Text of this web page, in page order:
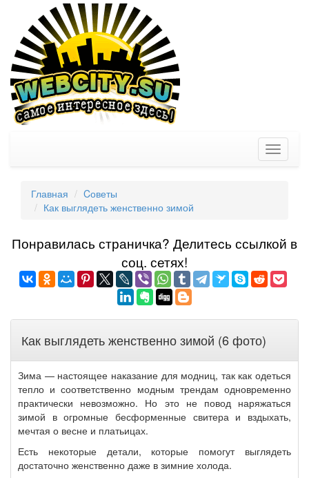
Toggle
Главная
Cоветы
Как выглядеть женственно зимой
Понравилась страничка? Делитеcь ссылкой в
соц. сетях!
Как выглядеть женственно зимой (6 фото)
Зима — настоящее наказание для модниц, так как одеться
тепло и соответственно модным трендам одновременно
практически невозможно. Но это не повод наряжаться
зимой в огромные бесформенные свитера и вздыхать,
мечтая о весне и платьицах.
Есть некоторые детали, которые помогут выглядеть
достаточно женственно даже в зимние холода.